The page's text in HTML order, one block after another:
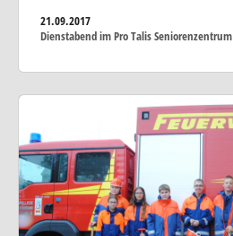
21.09.2017
Dienstabend im Pro Talis Seniorenzentrum